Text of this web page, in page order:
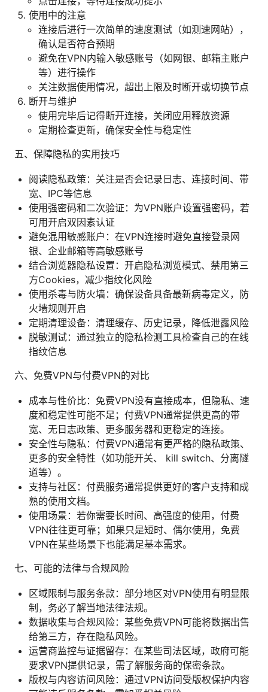
使用中的注意
连接后进行一次简单的速度测试（如测速网站），
确认是否符合预期
避免在VPN内输入敏感账号（如网银、邮箱主账户
等）进行操作
关注数据使用情况，超出上限及时断开或切换节点
断开与维护
使用完毕后记得断开连接，关闭应用释放资源
定期检查更新，确保安全性与稳定性
五、保障隐私的实用技巧
阅读隐私政策：关注是否会记录日志、连接时间、带
宽、IPC等信息
使用强密码和二次验证：为VPN账户设置强密码，若
可用开启双因素认证
避免混用敏感账户：在VPN连接时避免直接登录网
银、企业邮箱等高敏感账号
结合浏览器隐私设置：开启隐私浏览模式、禁用第三
方Cookies，减少指纹化风险
使用杀毒与防火墙：确保设备具备最新病毒定义，防
火墙规则开启
定期清理设备：清理缓存、历史记录，降低泄露风险
脱敏测试：通过独立的隐私检测工具检查自己的在线
指纹信息
六、免费VPN与付费VPN的对比
成本与性价比：免费VPN没有直接成本，但隐私、速
度和稳定性可能不足；付费VPN通常提供更高的带
宽、无日志政策、更多服务器和更稳定的连接。
安全性与隐私：付费VPN通常有更严格的隐私政策、
更多的安全特性（如功能开关、 kill switch、分离隧
道等）。
支持与社区：付费服务通常提供更好的客户支持和成
熟的使用文档。
使用场景：若你需要长时间、高强度的使用，付费
VPN往往更可靠；如果只是短时、偶尔使用，免费
VPN在某些场景下也能满足基本需求。
七、可能的法律与合规风险
区域限制与服务条款：部分地区对VPN使用有明显限
制，务必了解当地法律法规。
数据收集与合规风险：某些免费VPN可能将数据出售
给第三方，存在隐私风险。
运营商监控与证据留存：在某些司法区域，政府可能
要求VPN提供记录，需了解服务商的保密条款。
版权与内容访问风险：通过VPN访问受版权保护内容